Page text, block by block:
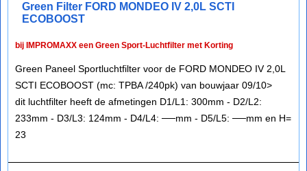
Green Filter FORD MONDEO IV 2,0L SCTI
ECOBOOST
bij IMPROMAXX een Green Sport-Luchtfilter met Korting
Green Paneel Sportluchtfilter voor de FORD MONDEO IV 2,0L
SCTI ECOBOOST (mc: TPBA /240pk) van bouwjaar 09/10>
dit luchtfilter heeft de afmetingen D1/L1: 300mm - D2/L2:
233mm - D3/L3: 124mm - D4/L4: ──mm - D5/L5: ──mm en H=
23